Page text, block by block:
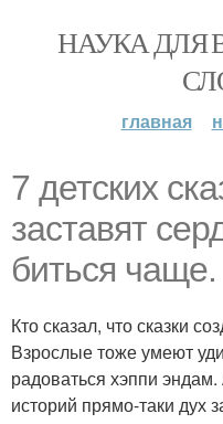
НАУКА ДЛЯ
главная
7 детских
заставят
биться чаще.
Кто сказал, что сказки
Взрослые тоже умеют
радоваться хэппи
историй прямо-таки дух